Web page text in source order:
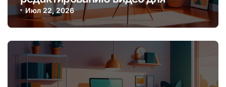
начинающих блогеров и платформ
онлайн-обучения
Июл 22, 2026